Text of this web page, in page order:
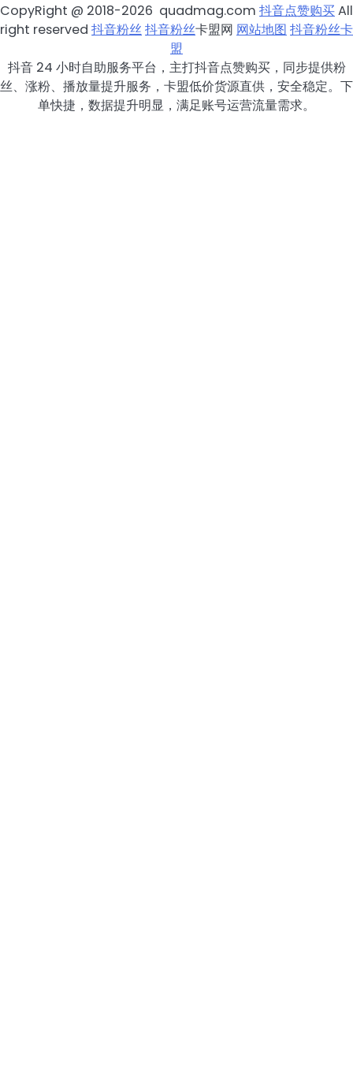
CopyRight @ 2018-2026 quadmag.com 抖音点赞购买All
right reserved 抖音粉丝抖音粉丝卡盟网 网站地图 抖音粉丝卡
盟
抖音 24 小时自助服务平台，主打抖音点赞购买，同步提供粉
丝、涨粉、播放量提升服务，卡盟低价货源直供，安全稳定。下
单快捷，数据提升明显，满足账号运营流量需求。